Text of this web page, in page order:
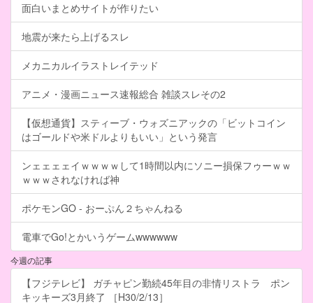
面白いまとめサイトが作りたい
地震が来たら上げるスレ
メカニカルイラストレイテッド
アニメ・漫画ニュース速報総合 雑談スレその2
【仮想通貨】スティーブ・ウォズニアックの「ビットコイン
はゴールドや米ドルよりもいい」という発言
ンェェェェイｗｗｗｗして1時間以内にソニー損保フゥーｗｗ
ｗｗｗされなければ神
ポケモンGO - おーぷん２ちゃんねる
電車でGo!とかいうゲームwwwwww
今週の記事
【フジテレビ】 ガチャピン勤続45年目の非情リストラ ポン
キッキーズ3月終了 ［H30/2/13］